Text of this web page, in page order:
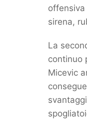
sirena,
La
continuo
Micevic